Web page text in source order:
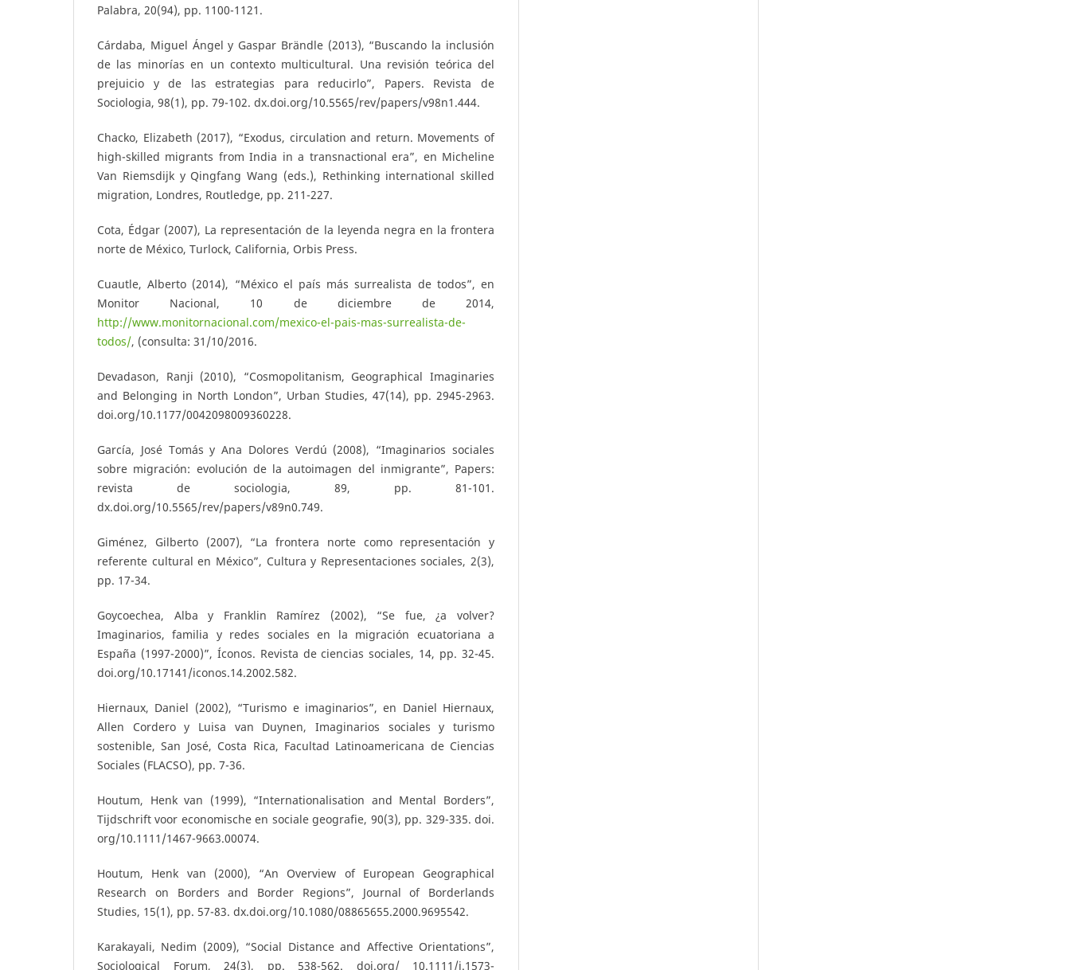
Palabra, 20(94), pp. 1100-1121.
Cárdaba, Miguel Ángel y Gaspar Brändle (2013), “Buscando la inclusión
de las minorías en un contexto multicultural. Una revisión teórica del
prejuicio y de las estrategias para reducirlo”, Papers. Revista de
Sociologia, 98(1), pp. 79-102. dx.doi.org/10.5565/rev/papers/v98n1.444.
Chacko, Elizabeth (2017), “Exodus, circulation and return. Movements of
high-skilled migrants from India in a transnactional era”, en Micheline
Van Riemsdijk y Qingfang Wang (eds.), Rethinking international skilled
migration, Londres, Routledge, pp. 211-227.
Cota, Édgar (2007), La representación de la leyenda negra en la frontera
norte de México, Turlock, California, Orbis Press.
Cuautle, Alberto (2014), “México el país más surrealista de todos”, en
Monitor Nacional, 10 de diciembre de 2014,
http://www.monitornacional.com/mexico-el-pais-mas-surrealista-de-
todos/, (consulta: 31/10/2016.
Devadason, Ranji (2010), “Cosmopolitanism, Geographical Imaginaries
and Belonging in North London”, Urban Studies, 47(14), pp. 2945-2963.
doi.org/10.1177/0042098009360228.
García, José Tomás y Ana Dolores Verdú (2008), “Imaginarios sociales
sobre migración: evolución de la autoimagen del inmigrante”, Papers:
revista de sociologia, 89, pp. 81-101.
dx.doi.org/10.5565/rev/papers/v89n0.749.
Giménez, Gilberto (2007), “La frontera norte como representación y
referente cultural en México”, Cultura y Representaciones sociales, 2(3),
pp. 17-34.
Goycoechea, Alba y Franklin Ramírez (2002), “Se fue, ¿a volver?
Imaginarios, familia y redes sociales en la migración ecuatoriana a
España (1997-2000)”, Íconos. Revista de ciencias sociales, 14, pp. 32-45.
doi.org/10.17141/iconos.14.2002.582.
Hiernaux, Daniel (2002), “Turismo e imaginarios”, en Daniel Hiernaux,
Allen Cordero y Luisa van Duynen, Imaginarios sociales y turismo
sostenible, San José, Costa Rica, Facultad Latinoamericana de Ciencias
Sociales (FLACSO), pp. 7-36.
Houtum, Henk van (1999), “Internationalisation and Mental Borders”,
Tijdschrift voor economische en sociale geografie, 90(3), pp. 329-335. doi.
org/10.1111/1467-9663.00074.
Houtum, Henk van (2000), “An Overview of European Geographical
Research on Borders and Border Regions”, Journal of Borderlands
Studies, 15(1), pp. 57-83. dx.doi.org/10.1080/08865655.2000.9695542.
Karakayali, Nedim (2009), “Social Distance and Affective Orientations”,
Sociological Forum, 24(3), pp. 538-562. doi.org/ 10.1111/j.1573-